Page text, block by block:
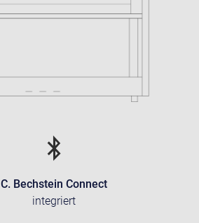
C. Bechstein Connect
integriert